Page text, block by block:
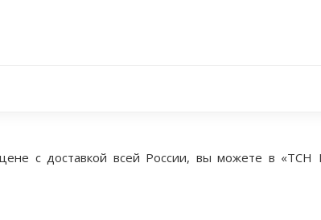
с доставкой всей России, вы можете в «ТСН